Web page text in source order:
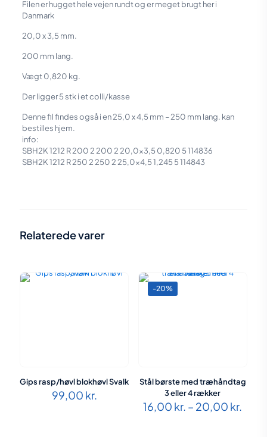
Filen er hugget hele vejen rundt og er meget brugt her i
Danmark
20,0 x 3,5 mm.
200 mm lang.
Vægt 0,820 kg.
Der ligger 5 stk i et colli/kasse
Denne fil findes også i en 25,0 x 4,5 mm – 250 mm lang. kan
bestilles hjem.
info:
SBH2K 1212 R 200 2 200 2 20,0×3,5 0,820 5 114836
SBH2K 1212 R 250 2 250 2 25,0×4,5 1,245 5 114843
Relaterede varer
Gips rasp/høvl blokhøvl Svalk
99,00 kr.
-20%
Stål børste med træhåndtag
3 eller 4 rækker
16,00 kr. – 20,00 kr.